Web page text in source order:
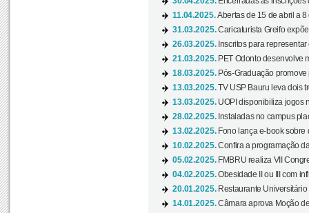
11.04.2025.Abertas de 15 de abril a
31.03.2025.Caricaturista Greifo
26.03.2025. Inscritos para
21.03.2025. PET Odonto desenvolve
18.03.2025. Pós-Graduação
13.03.2025.TV USP Bauru leva dois
13.03.2025. UOPI disponibiliza jogos
28.02.2025. Instaladas no campus
13.02.2025. Fono lança e-book sobre
10.02.2025.Confira a programação
05.02.2025. FMBRU realiza VII
04.02.2025.Obesidade II ou III com
20.01.2025. Restaurante
14.01.2025.Câmara aprova Moção